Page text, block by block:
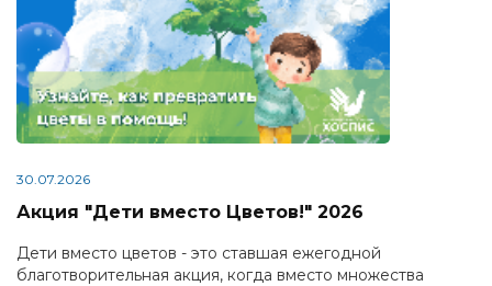
30.07.2026
Акция "Дети вместо Цветов!" 2026
Дети вместо цветов - это ставшая ежегодной
благотворительная акция, когда вместо множества